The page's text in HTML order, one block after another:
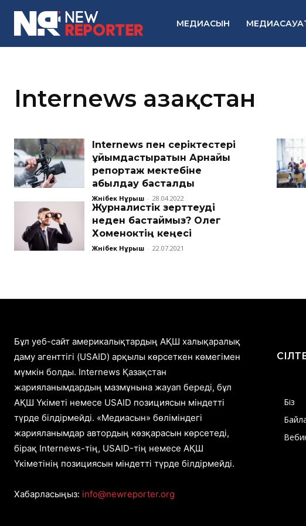
МЕДИАСЫН
Internews Қазақстан
Internews пен серіктестері
ұйымдастыратын Арнайы
репортаж мектебіне
қабылдау басталды
Жәнібек Нұрыш - 28.04.2022
Журналистік зерттеуді
неден бастаймыз? Олег
Хоменоктің кеңесі
Жәнібек Нұрыш - 22.07.2021
Бұл уеб-сайт америкалықтардың АҚШ халықаралық
даму агенттігі (USAID) арқылы көрсеткен көмегімен
мүмкін болды. Internews Қазақстан
жарияланымдардың мазмұнына жауап береді, бұл
АҚШ Үкіметі немесе USAID позициясын міндетті
түрде білдірмейді. «Медиасын» бөліміндегі
жарияланымдар автордың көзқарасын көрсетеді,
бірақ Internews-тің, USAID-тің немесе АҚШ
Үкіметінің позициясын міндетті түрде білдірмейді.
Хабарласыңыз: info@newreporter.org
Біз